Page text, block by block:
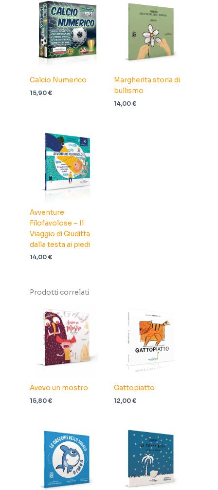
Calcio Numerico
15,90€
Margherita storia di
bullismo
14,00€
Avventure
Filofavolose – Il
Viaggio di Giuditta
dalla testa ai piedi
14,00€
Prodotti correlati
Avevo un mostro
15,80€
Gattopiatto
12,00€